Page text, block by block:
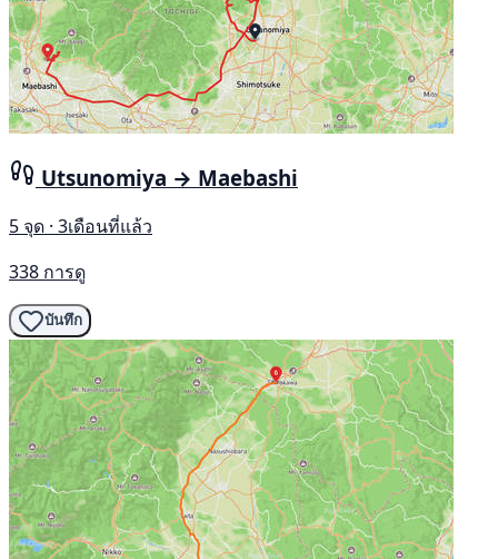
Utsunomiya → Maebashi
5 จุด · 3เดือนที่แล้ว
338 การดู
บันทึก